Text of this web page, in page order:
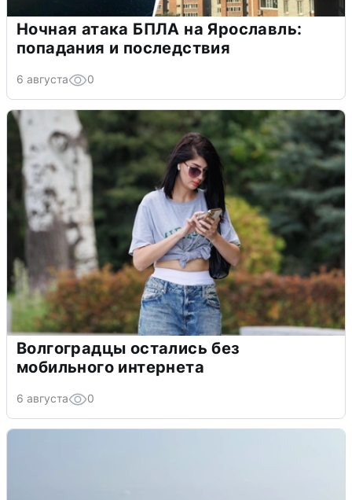
Ночная атака БПЛА на Ярославль:
попадания и последствия
6 августа 0
Волгоградцы остались без
мобильного интернета
6 августа 0